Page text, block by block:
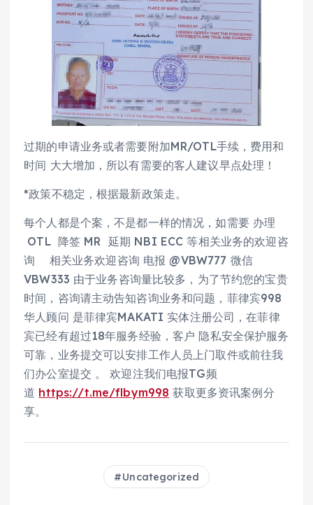
过期的申请业务或者需要附加MR/OTL手续，费用和
时间 大大增加，所以有需要的客人建议早点处理！
*政策不稳定，根据最新政策走。
每个人都是个案，不是都一样的情况，如需要 办理
OTL 降签 MR 延期 NBI ECC 等相关业务的欢迎咨
询 相关业务欢迎咨询 电报 @VBW777 微信
VBW333 由于业务咨询量比较多，为了节约您的宝贵
时间，咨询请主动告知咨询业务和问题，菲律宾998
华人顾问 是菲律宾MAKATI 实体注册公司，在菲律
宾已经有超过18年服务经验，客户 隐私安全保护服务
可靠，业务提交可以安排工作人员上门取件或前往我
们办公室提交 。 欢迎注我们电报TG频
道 https://t.me/flbym998 获取更多资讯案例分
享。
Uncategorized